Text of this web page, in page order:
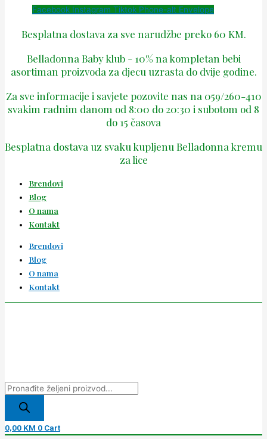
Facebook Instagram Tiktok Phone-alt Envelope
Besplatna dostava za sve narudžbe preko 60 KM.
Belladonna Baby klub - 10% na kompletan bebi
asortiman proizvoda za djecu uzrasta do dvije godine.
Za sve informacije i savjete pozovite nas na 059/260-410
svakim radnim danom od 8:00 do 20:30 i subotom od 8
do 15 časova
Besplatna dostava uz svaku kupljenu Belladonna kremu
za lice
Brendovi
Blog
O nama
Kontakt
Brendovi
Blog
O nama
Kontakt
0,00 KM 0 Cart